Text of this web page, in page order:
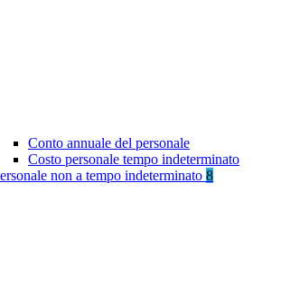
Conto annuale del personale
Costo personale tempo indeterminato
non a tempo indeterminato 8